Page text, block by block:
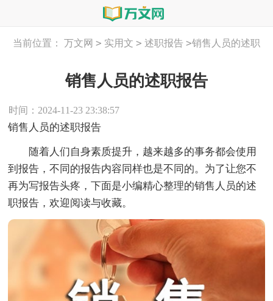
当前位置： 万文网 > 实用文 > 述职报告 >销售人员的述职
销售人员的述职报告
时间：2024-11-23 23:38:57
销售人员的述职报告
随着人们自身素质提升，越来越多的事务都会使用
到报告，不同的报告内容同样也是不同的。为了让您不
再为写报告头疼，下面是小编精心整理的销售人员的述
职报告，欢迎阅读与收藏。